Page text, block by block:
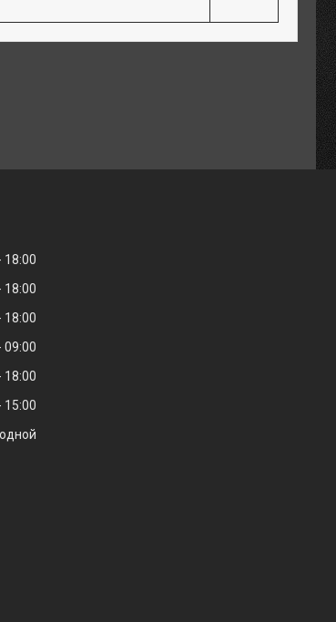
18:00
18:00
18:00
09:00
18:00
15:00